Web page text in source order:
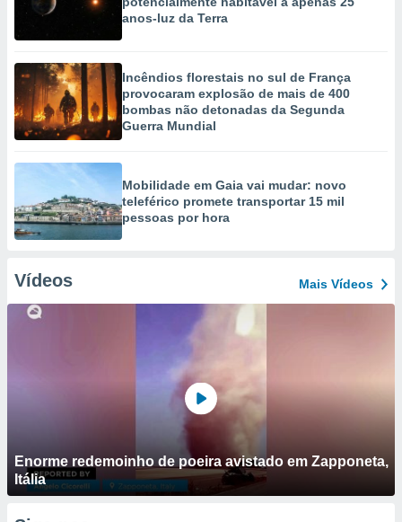
anos-luz da Terra
Incêndios florestais no sul de França
provocaram explosão de mais de 400
bombas não detonadas da Segunda
Guerra Mundial
Mobilidade em Gaia vai mudar: novo
teleférico promete transportar 15 mil
pessoas por hora
Vídeos Mais Vídeos
Enorme redemoinho de poeira avistado em Zapponeta,
Itália